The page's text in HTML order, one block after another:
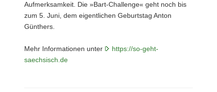
Aufmerksamkeit. Die »Bart-Challenge« geht noch bis
zum 5. Juni, dem eigentlichen Geburtstag Anton
Günthers.
Mehr Informationen unter
https://so-geht-
saechsisch.de